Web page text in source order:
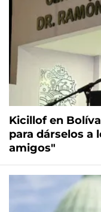
Kicillof en
para dárselos a
amigos"